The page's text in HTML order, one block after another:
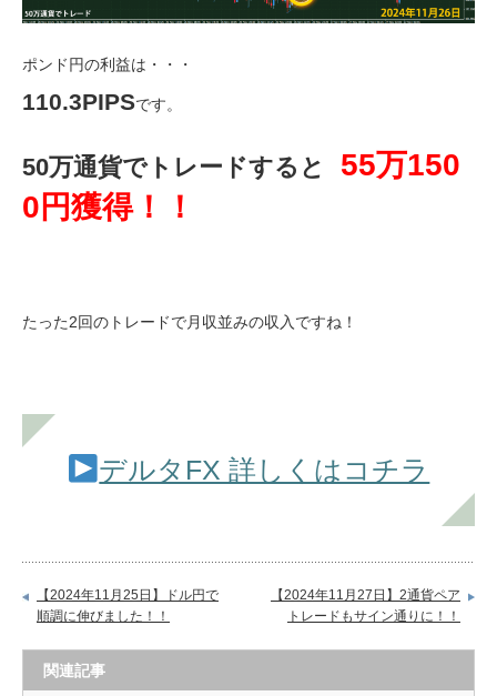
ポンド円の利益は・・・
110.3PIPSです。
50万通貨でトレードすると
55万150
0円獲得！！
たった2回のトレードで月収並みの収入ですね！
デルタFX 詳しくはコチラ
【2024年11月25日】ドル円で
順調に伸びました！！
【2024年11月27日】2通貨ペア
トレードもサイン通りに！！
関連記事